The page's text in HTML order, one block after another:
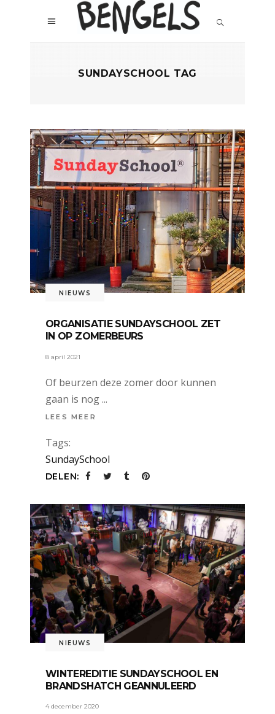
SUNDAYSCHOOL TAG
NIEUWS
ORGANISATIE SUNDAYSCHOOL ZET
IN OP ZOMERBEURS
8 april 2021
Of beurzen deze zomer door kunnen
gaan is nog
LEES MEER
Tags:
SundaySchool
DELEN:
NIEUWS
WINTEREDITIE SUNDAYSCHOOL EN
BRANDSHATCH GEANNULEERD
4 december 2020